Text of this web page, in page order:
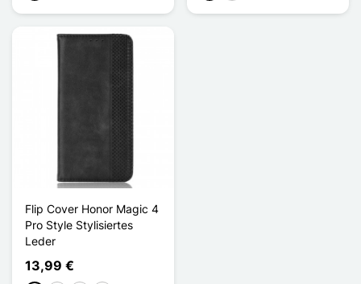
Flip Cover Honor Magic 4
Pro Style Stylisiertes
Leder
13,99 €